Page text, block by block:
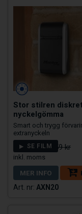
Stor stilren
nyckelgömma
Smart och trygg
extranyckeln
SE FILM
799 kr 1.159 kr
MER INFO
AXN20